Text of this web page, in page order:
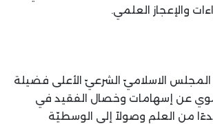
والإعجاز العلمي.
الاسلاميّ الشرعيّ الأعلى فضيلة
عن إسهامات وخصال الفقيد في
من العلم وصولاً إلى الوسطيّة